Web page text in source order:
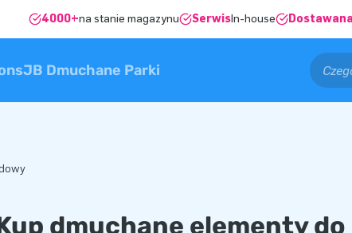
4000+na stanie magazynu SerwisIn-house Dostawana
JB Dmuchane Parki
dmuchane elementy